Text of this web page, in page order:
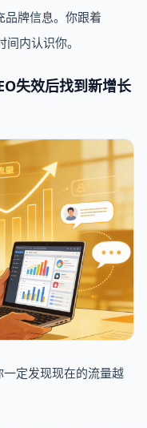
品牌信息。你跟着
内认识你。
失效后找到新增长
定发现现在的流量越